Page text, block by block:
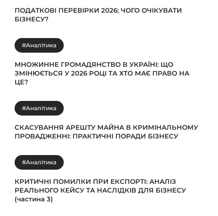
ПОДАТКОВІ ПЕРЕВІРКИ 2026: ЧОГО ОЧІКУВАТИ
БІЗНЕСУ?
#Аналітика
МНОЖИННЕ ГРОМАДЯНСТВО В УКРАЇНІ: ЩО
ЗМІНЮЄТЬСЯ У 2026 РОЦІ ТА ХТО МАЄ ПРАВО НА
ЦЕ?
#Аналітика
СКАСУВАННЯ АРЕШТУ МАЙНА В КРИМІНАЛЬНОМУ
ПРОВАДЖЕННІ: ПРАКТИЧНІ ПОРАДИ БІЗНЕСУ
#Аналітика
КРИТИЧНІ ПОМИЛКИ ПРИ ЕКСПОРТІ: АНАЛІЗ
РЕАЛЬНОГО КЕЙСУ ТА НАСЛІДКІВ ДЛЯ БІЗНЕСУ
(частина 3)